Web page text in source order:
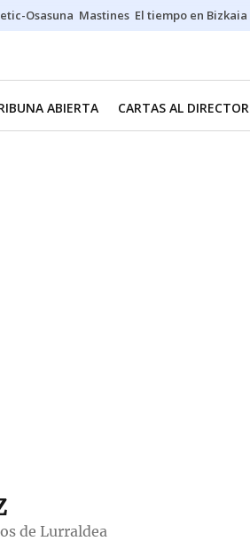
Osasuna Mastines El tiempo en Bizkaia
ABIERTA CARTAS AL DIRECTOR
de Lurraldea